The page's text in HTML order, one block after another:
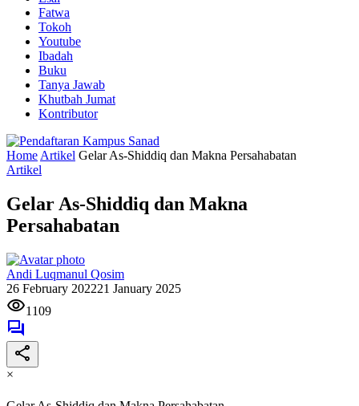
Fatwa
Tokoh
Youtube
Ibadah
Buku
Tanya Jawab
Khutbah Jumat
Kontributor
Home Artikel Gelar As-Shiddiq dan Makna Persahabatan
Artikel
Gelar As-Shiddiq dan Makna
Persahabatan
Andi Luqmanul Qosim
26 February 202221 January 2025
1109
×